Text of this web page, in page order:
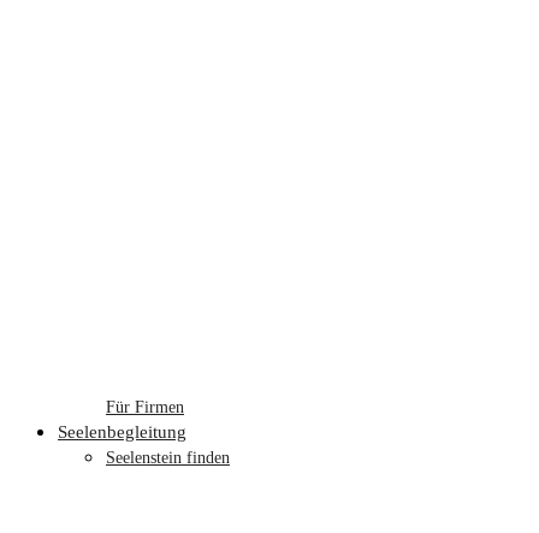
Für Firmen
Seelenbegleitung
Seelenstein finden